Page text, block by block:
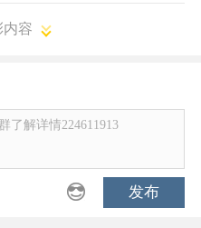
内容
了解详情224611913
发布